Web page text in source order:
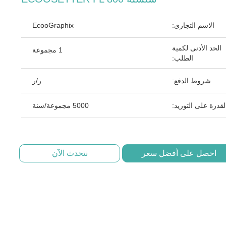
الاسم التجاري: EcooGraphix
الحد الأدنى لكمية
الطلب:
1 مجموعة
شروط الدفع: ر/ر
على التوريد: 5000 مجموعة/سنة
احصل على أفضل سعر نتحدث الآن